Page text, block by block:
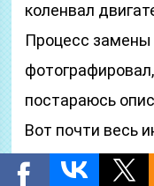
коленвал
Процесс замены
постараюсь
Вот почти весь
пользовался: